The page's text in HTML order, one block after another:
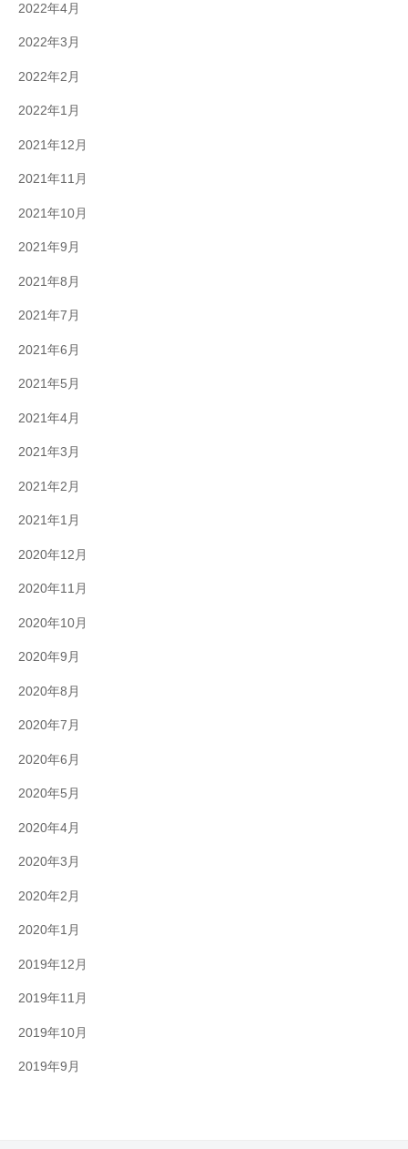
2022年4月
2022年3月
2022年2月
2022年1月
2021年12月
2021年11月
2021年10月
2021年9月
2021年8月
2021年7月
2021年6月
2021年5月
2021年4月
2021年3月
2021年2月
2021年1月
2020年12月
2020年11月
2020年10月
2020年9月
2020年8月
2020年7月
2020年6月
2020年5月
2020年4月
2020年3月
2020年2月
2020年1月
2019年12月
2019年11月
2019年10月
2019年9月